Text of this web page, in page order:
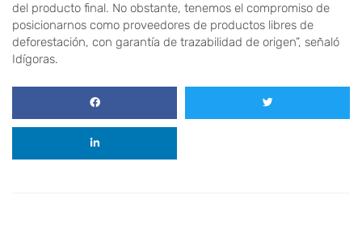
del producto final. No obstante, tenemos el compromiso de
posicionarnos como proveedores de productos libres de
deforestación, con garantía de trazabilidad de origen”, señaló
Idígoras.